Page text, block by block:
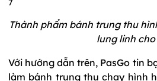
Thành phẩm bánh trung thu
lung linh cho
Với hướng dẫn trên, PasGo tin
làm bánh trung thu chay hình